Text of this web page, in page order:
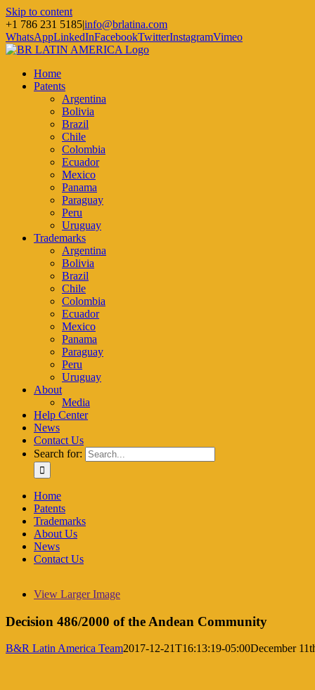
Skip to content
+1 786 231 5185|info@brlatina.com
WhatsAppLinkedInFacebookTwitterInstagramVimeo
Home
Patents
Argentina
Bolivia
Brazil
Chile
Colombia
Ecuador
Mexico
Panama
Paraguay
Peru
Uruguay
Trademarks
Argentina
Bolivia
Brazil
Chile
Colombia
Ecuador
Mexico
Panama
Paraguay
Peru
Uruguay
About
Media
Help Center
News
Contact Us
Search for:
Home
Patents
Trademarks
About Us
News
Contact Us
View Larger Image
Decision 486/2000 of the Andean Community
B&R Latin America Team2017-12-21T16:13:19-05:00December